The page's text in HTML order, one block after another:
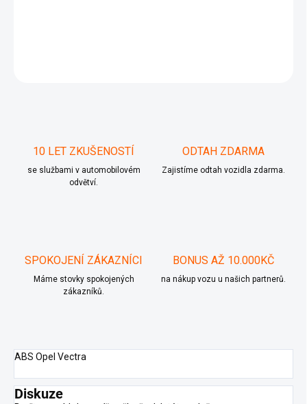
10 LET ZKUŠENOSTÍ
se službami v automobilovém
odvětví.
ODTAH ZDARMA
Zajistíme odtah vozidla zdarma.
SPOKOJENÍ ZÁKAZNÍCI
Máme stovky spokojených
zákazníků.
BONUS AŽ 10.000KČ
na nákup vozu u našich partnerů.
ABS Opel Vectra
Diskuze